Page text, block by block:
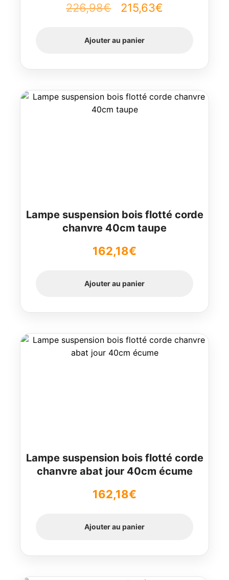
226,98€
Le
initial
215,63€Le
Ajouter au panier
Lampe suspension bois flotté corde
chanvre 40cm taupe
162,18€
Ajouter au panier
Lampe suspension bois flotté corde
chanvre abat jour 40cm écume
162,18€
Ajouter au panier